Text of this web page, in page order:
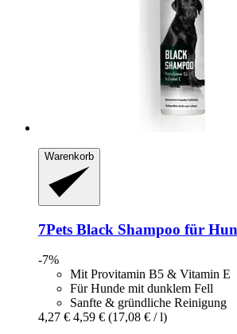
Warenkorb
7Pets Black Shampoo für
-7%
Mit Provitamin B5 & Vitamin E
Für Hunde mit dunklem Fell
Sanfte & gründliche Reinigung
4,27 € 4,59 € (17,08 € / l)